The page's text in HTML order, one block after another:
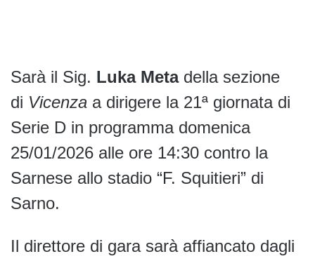
Sarà il Sig. Luka Metadella sezione
di Vicenza a dirigere la 21ª giornata di
Serie D in programma domenica
25/01/2026 alle ore 14:30 contro la
Sarnese allo stadio “F. Squitieri” di
Sarno.
Il direttore di gara sarà affiancato dagli